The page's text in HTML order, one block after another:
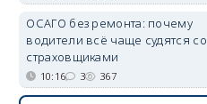
ОСАГО без ремонта: почему
водители всё чаще судятся со
страховщиками
10:16 3 367